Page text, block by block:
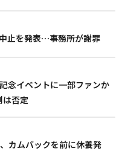
止を発表…事務所が謝罪
念イベントに一部ファンか
否定
カムバックを前に休養発